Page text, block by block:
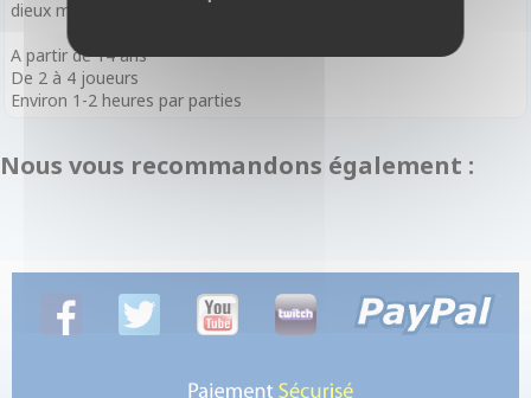
dieux mayas.
A partir de 14 ans
De 2 à 4 joueurs
Environ 1-2 heures par parties
Nous vous recommandons également :